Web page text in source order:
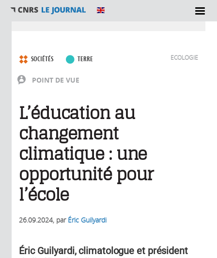
POINT DE VUE
SOCIÉTÉS TERRE ECOLOGIE
L’éducation au
changement
climatique : une
opportunité pour
l’école
26.09.2024, par Éric Guilyardi
Éric Guilyardi, climatologue et président